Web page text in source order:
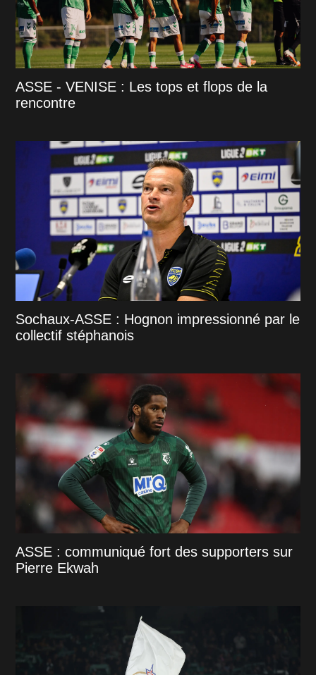
ASSE - VENISE : Les tops et flops de la
rencontre
Sochaux-ASSE : Hognon impressionné par le
collectif stéphanois
ASSE : communiqué fort des supporters sur
Pierre Ekwah